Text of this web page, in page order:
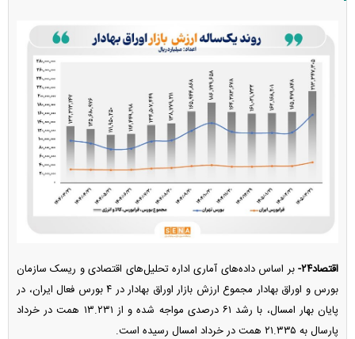
اقتصاد۲۴-
بر اساس داده‌های آماری اداره تحلیل‌های اقتصادی و ریسک سازمان
بورس و اوراق بهادار مجموع ارزش بازار اوراق بهادار در ۴ بورس فعال ایران، در
پایان بهار امسال، با رشد ۶۱ درصدی مواجه شده و از ۱۳.۲۳۱ همت در خرداد
پارسال به ۲۱.۳۳۵ همت در خرداد امسال رسیده است.